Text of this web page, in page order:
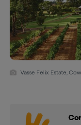
Vasse Felix Estate,